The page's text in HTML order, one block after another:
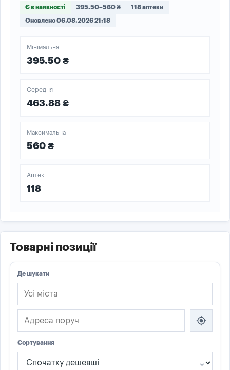
Є в наявності 395.50–560 ₴ 118 аптеки
Оновлено 06.08.2026 21:18
Мінімальна
395.50 ₴
Середня
463.88 ₴
Максимальна
560 ₴
Аптек
118
Товарні позиції
Де шукати
Сортування
my_location